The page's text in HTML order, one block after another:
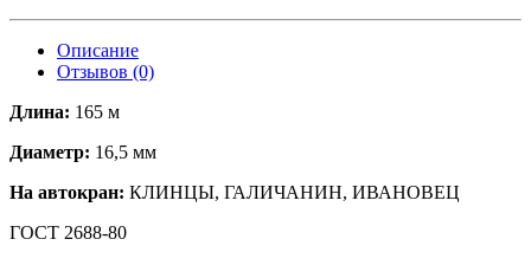
Описание
Отзывов (0)
Длина: 165 м
Диаметр: 16,5 мм
На автокран: КЛИНЦЫ, ГАЛИЧАНИН, ИВАНОВЕЦ
ГОСТ 2688-80